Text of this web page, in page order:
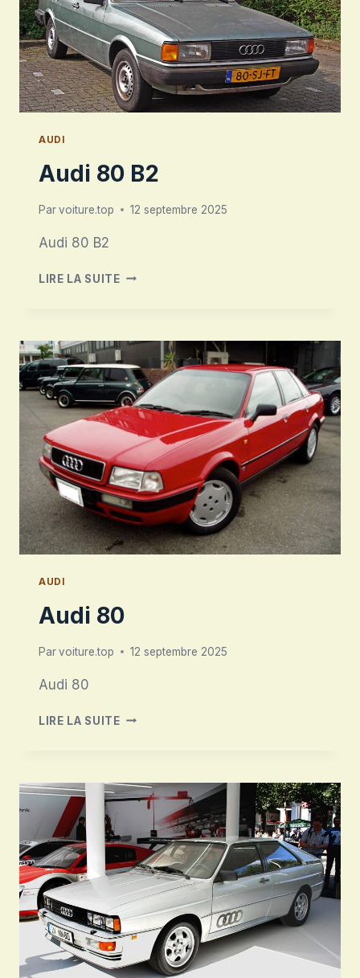
AUDI
Audi 80 B2
Parvoiture.top 12 septembre 2025
Audi 80 B2
LIRE LA SUITEAUDI
AUDI
Audi 80
Parvoiture.top 12 septembre 2025
Audi 80
LIRE LA SUITEAUDI